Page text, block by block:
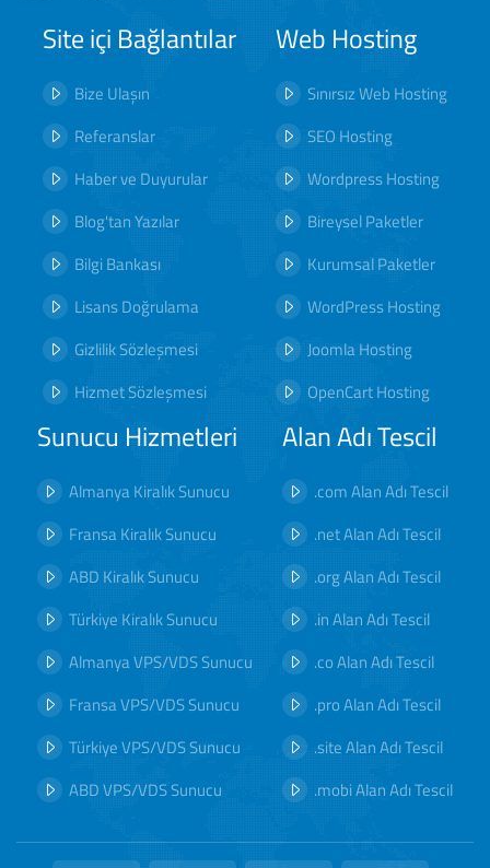
Site içi Bağlantılar
Bize Ulaşın
Referanslar
Haber ve Duyurular
Blog'tan Yazılar
Bilgi Bankası
Lisans Doğrulama
Gizlilik Sözleşmesi
Hizmet Sözleşmesi
Web Hosting
Sınırsız Web Hosting
SEO Hosting
Wordpress Hosting
Bireysel Paketler
Kurumsal Paketler
WordPress Hosting
Joomla Hosting
OpenCart Hosting
Sunucu Hizmetleri
Almanya Kiralık Sunucu
Fransa Kiralık Sunucu
ABD Kiralık Sunucu
Türkiye Kiralık Sunucu
Almanya VPS/VDS Sunucu
Fransa VPS/VDS Sunucu
Türkiye VPS/VDS Sunucu
ABD VPS/VDS Sunucu
Alan Adı Tescil
.com Alan Adı Tescil
.net Alan Adı Tescil
.org Alan Adı Tescil
.in Alan Adı Tescil
.co Alan Adı Tescil
.pro Alan Adı Tescil
.site Alan Adı Tescil
.mobi Alan Adı Tescil